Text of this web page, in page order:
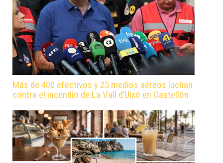
Más de 400 efectivos y 25 medios aéreos luchan
contra el incendio de La Vall d’Uixó en Castellón